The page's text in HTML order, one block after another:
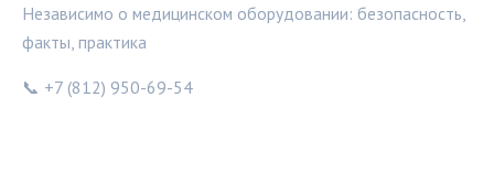
Независимо о медицинском оборудовании: безопасность,
факты, практика
📞 +7 (812) 950-69-54